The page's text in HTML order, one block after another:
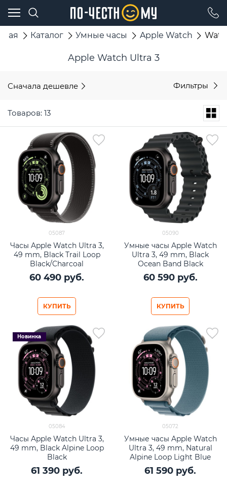
Каталог Умные часы Apple Watch
Apple Watch Ultra 3
Сначала дешевле Фильтры
Товаров: 13
05087
Часы Apple Watch Ultra 3,
49 mm, Black Trail Loop
Black/Charcoal
60 490 руб.
КУПИТЬ
05090
Умные часы Apple Watch
Ultra 3, 49 mm, Black
Ocean Band Black
60 590 руб.
КУПИТЬ
Новинка
05084
Часы Apple Watch Ultra 3,
49 mm, Black Alpine Loop
Black
61 390 руб.
05072
Умные часы Apple Watch
Ultra 3, 49 mm, Natural
Alpine Loop Light Blue
61 590 руб.